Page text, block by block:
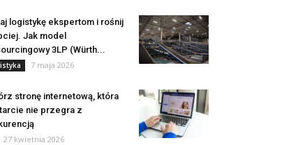
logistykę ekspertom i rośnij
Jak model
3LP (Würth...
7 maja 2026
stronę internetową, która
nie przegra z
27 kwietnia 2026